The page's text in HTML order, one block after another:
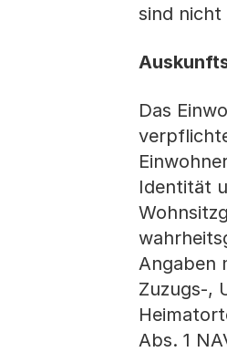
sind nicht
Das
Identität
Angaben
Zuzugs-,
Abs. 1